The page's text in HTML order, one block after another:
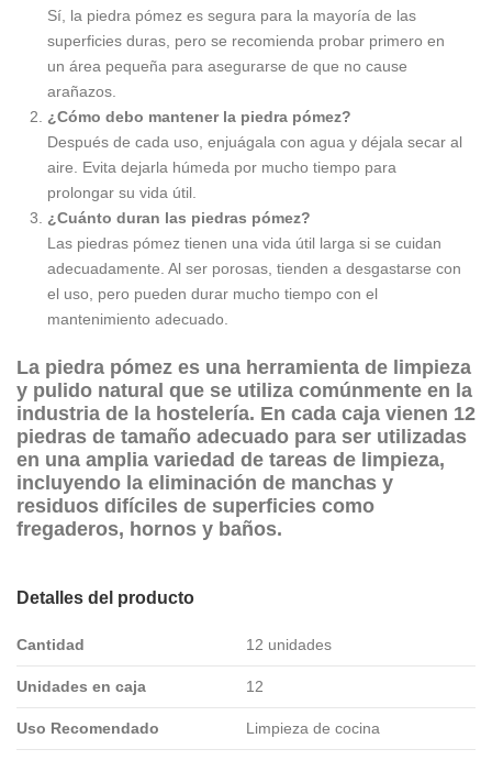
Sí, la piedra pómez es segura para la mayoría de las
superficies duras, pero se recomienda probar primero en
un área pequeña para asegurarse de que no cause
arañazos.
¿Cómo debo mantener la piedra pómez?
Después de cada uso, enjuágala con agua y déjala secar al
aire. Evita dejarla húmeda por mucho tiempo para
prolongar su vida útil.
¿Cuánto duran las piedras pómez?
Las piedras pómez tienen una vida útil larga si se cuidan
adecuadamente. Al ser porosas, tienden a desgastarse con
el uso, pero pueden durar mucho tiempo con el
mantenimiento adecuado.
La piedra pómez es una herramienta de limpieza
y pulido natural que se utiliza comúnmente en la
industria de la hostelería. En cada caja vienen 12
piedras de tamaño adecuado para ser utilizadas
en una amplia variedad de tareas de limpieza,
incluyendo la eliminación de manchas y
residuos difíciles de superficies como
fregaderos, hornos y baños.
Detalles del producto
Cantidad 12 unidades
Unidades en caja 12
Uso Recomendado Limpieza de cocina